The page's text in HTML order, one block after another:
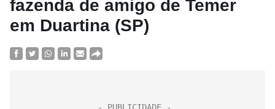
fazenda de amigo de Temer
em Duartina (SP)